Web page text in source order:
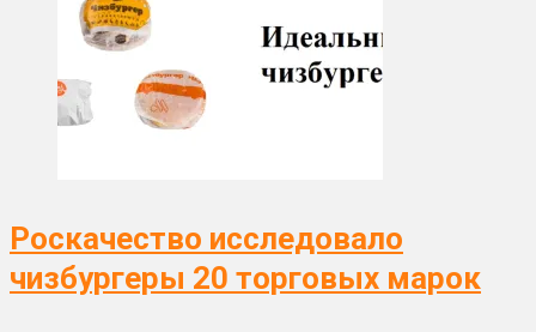
Роскачество исследовало
чизбургеры 20 торговых марок